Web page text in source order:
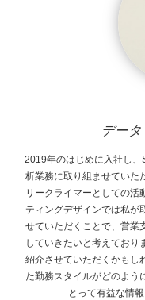
デー
2019年のはじめに入社し、
析業務に取り組ませていた
リークライマーとしての活
ティングデザインでは私が
せていただくことで、営業
していきたいと考えており
紹介させていただくかもし
た勤務スタイルがどのよう
とって有益な情